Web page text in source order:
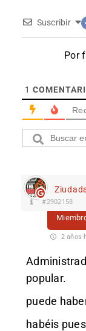
Suscribir
Por
1
#2902158
2 años
popular.
puede
habéis